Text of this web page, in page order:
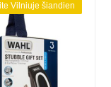
Vilniuje šiandien